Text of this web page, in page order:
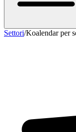
Settori/Koalendar per